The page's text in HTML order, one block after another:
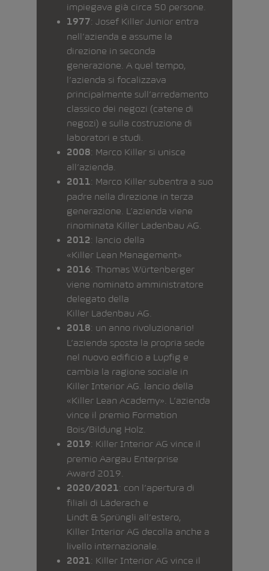
impiegava già circa 50 persone.
1977 : Josef Killer Junior entra
nell’azienda e assume la
direzione in seconda
generazione. A quel tempo,
l’azienda si focalizzava
principalmente sull’arredamento
classico dei negozi (catene di
negozi) e sulla costruzione di
laboratori e studi.
2008: Marco Killer si unisce
all’azienda.
2011: Marco Killer subentra a suo
padre nella direzione in terza
generazione. L’azienda viene
rinominata Killer Ladenbau AG.
2012: lancio della
«Killer Lean Management»
2016: Thomas Würtenberger
viene nominato amministratore
delegato della
Killer Ladenbau AG.
2018: un anno rivoluzionario!
L’azienda sposta la propria sede
nel nuovo edificio a Lupfig e
cambia la ragione sociale in
Killer Interior AG. lancio della
«Killer Lean Academy». L’azienda
vince il premio Formation
Bois/Bildung Holz.
2019: Killer Interior AG vince il
premio Aargau Enterprise
Award 2019.
2020/2021: con l’apertura di
filiali di Läderach e
Lindt & Sprüngli all’estero,
Killer Interior AG decolla anche a
livello internazionale.
2021: Killer Interior AG vince il